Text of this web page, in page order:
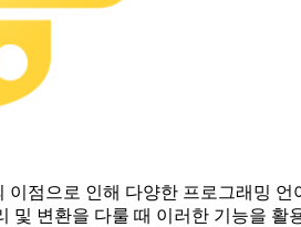
점으로 인해 다양한 프로그래밍
변환을 다룰 때 이러한 기능을